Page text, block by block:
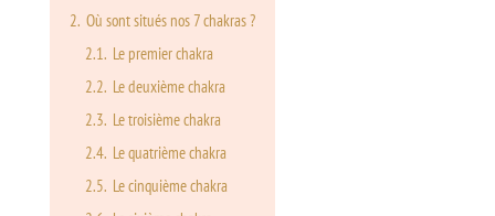
2. Où sont situés nos 7 chakras ?
2.1. Le premier chakra
2.2. Le deuxième chakra
2.3. Le troisième chakra
2.4. Le quatrième chakra
2.5. Le cinquième chakra